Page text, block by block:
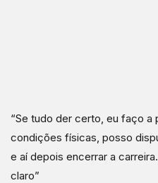
“Se tudo der certo, eu faço a
condições físicas, posso
e aí depois encerrar a
claro”